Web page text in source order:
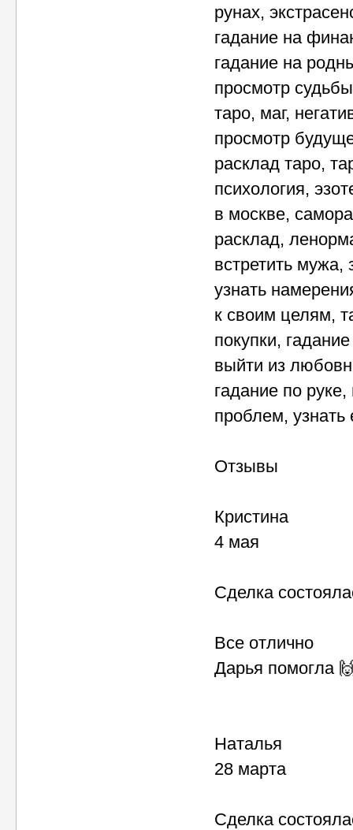
рунах,
гадание на
гадание на
просмотр
таро, маг,
просмотр
расклад таро,
психология,
в москве,
расклад,
встретить мужа,
узнать
к своим целям,
покупки,
выйти из
гадание по
проблем, узнать
Отзывы
Кристина
4 мая
Сделка
Все отлично
Дарья помогла
Наталья
28 марта
Сделка